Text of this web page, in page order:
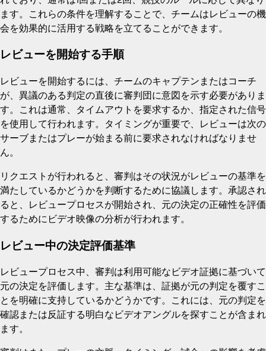
ます。これらの条件を理解することで、チームはレビューの機
会を効果的に活用する戦略を立てることができます。
レビューを開始する手順
レビューを開始するには、チームのキャプテンまたはコーチ
が、異議のある判定の直後に審判団に意図を示す必要がありま
す。これは通常、タイムアウトを要求するか、指定された信号
を使用して行われます。タイミングが重要で、レビューは次の
サーブまたはプレーが始まる前に要求されなければなりませ
ん。
リクエストが行われると、審判はその状況がレビューの基準を
満たしているかどうかを判断するために協議します。承認され
ると、レビュープロセスが開始され、元の決定の正確性を評価
するためにビデオ映像の分析が行われます。
レビュー中の決定評価基準
レビュープロセス中、審判は利用可能なビデオ証拠に基づいて
元の決定を評価します。主な基準は、証拠が元の判定を覆すこ
とを明確に支持しているかどうかです。これには、元の判定を
確認または反証する明白なビデオアングルを探すことが含まれ
ます。